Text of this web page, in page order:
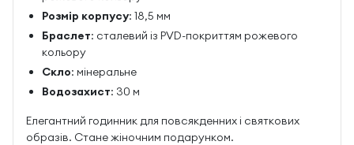
Розмір корпусу: 18,5 мм
Браслет: сталевий із PVD-покриттям рожевого
кольору
Скло: мінеральне
Водозахист: 30 м
Елегантний годинник для повсякденних і святкових
образів. Стане жіночним подарунком.